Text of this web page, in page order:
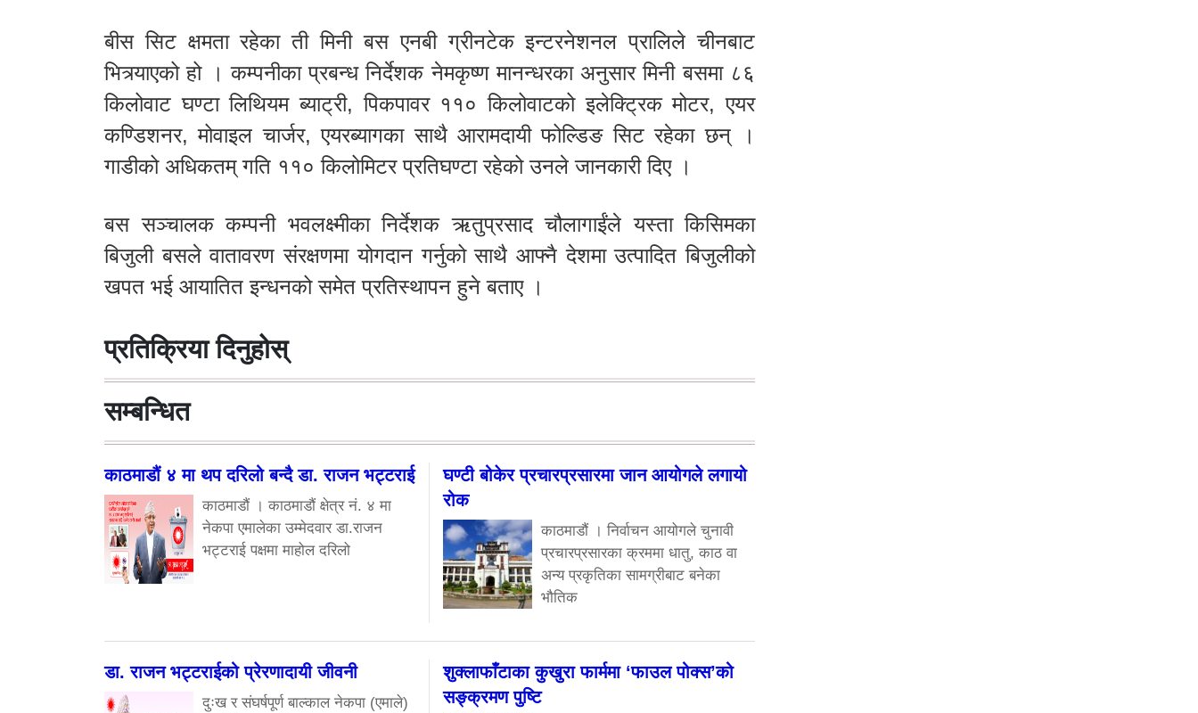
बीस सिट क्षमता रहेका ती मिनी बस एनबी ग्रीनटेक इन्टरनेशनल प्रालिले चीनबाट
भित्र्याएको हो । कम्पनीका प्रबन्ध निर्देशक नेमकृष्ण मानन्धरका अनुसार मिनी बसमा ८६
किलोवाट घण्टा लिथियम ब्याट्री, पिकपावर ११० किलोवाटको इलेक्ट्रिक मोटर, एयर
कण्डिशनर, मोवाइल चार्जर, एयरब्यागका साथै आरामदायी फोल्डिङ सिट रहेका छन् ।
गाडीको अधिकतम् गति ११० किलोमिटर प्रतिघण्टा रहेको उनले जानकारी दिए ।
बस सञ्चालक कम्पनी भवलक्ष्मीका निर्देशक ऋतुप्रसाद चौलागाईंले यस्ता किसिमका
बिजुली बसले वातावरण संरक्षणमा योगदान गर्नुको साथै आफ्नै देशमा उत्पादित बिजुलीको
खपत भई आयातित इन्धनको समेत प्रतिस्थापन हुने बताए ।
प्रतिक्रिया दिनुहोस्
सम्बन्धित
काठमाडौं ४ मा थप दरिलो बन्दै डा. राजन भट्टराई
काठमाडौं । काठमाडौं क्षेत्र नं. ४ मा
नेकपा एमालेका उम्मेदवार डा.राजन
भट्टराई पक्षमा माहोल दरिलो
घण्टी बोकेर प्रचारप्रसारमा जान आयोगले लगायो
रोक
काठमाडौं । निर्वाचन आयोगले चुनावी
प्रचारप्रसारका क्रममा धातु, काठ वा
अन्य प्रकृतिका सामग्रीबाट बनेका
भौतिक
डा. राजन भट्टराईको प्रेरणादायी जीवनी
दुःख र संघर्षपूर्ण बाल्काल नेकपा (एमाले)
शुक्लाफाँटाका कुखुरा फार्ममा ‘फाउल पोक्स’को
सङ्क्रमण पुष्टि